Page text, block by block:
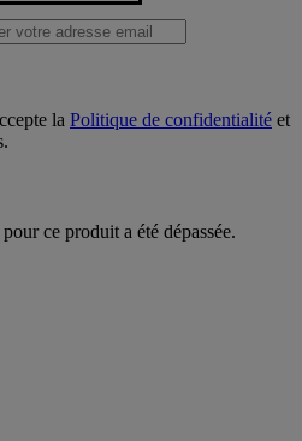
la Politique de confidentialité et
ce produit a été dépassée.